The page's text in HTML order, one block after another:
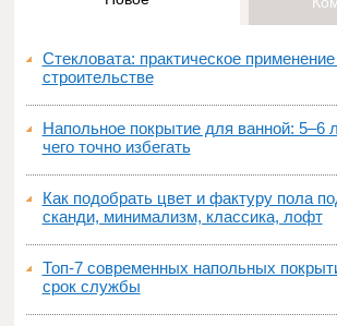
Стекловата: практическое
строительстве
Напольное покрытие для ванной: 5–6
чего точно избегать
Как подобрать цвет и фактуру пола
сканди, минимализм, классика, лофт
Топ‑7 современных напольных
срок службы